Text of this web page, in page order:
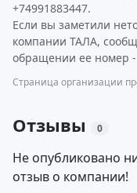
+74991883447.
Если вы заметили
компании ТАЛА,
обращении ее номер
Страница организации
Отзывы 0
Не опубликовано
отзыв о компании!